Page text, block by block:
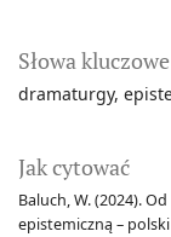
Słowa kluczowe
dramaturgy
Jak cytować
Baluch, W. (2024).
epistemiczną –